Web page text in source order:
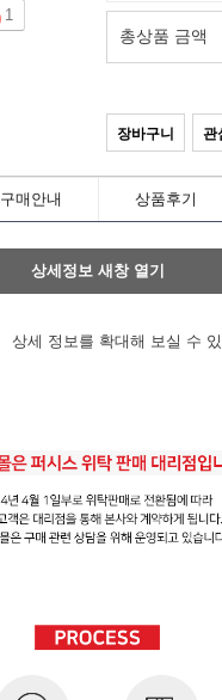
1
총상품 금액
장바구니 관
구매안내 상품후기
상세정보 새창 열기
상세 정보를 확대해 보실 수 있